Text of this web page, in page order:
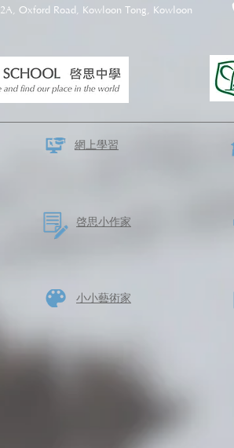
2A, Oxford Road, Kowloon Tong, Kowloon
網上學習
啓思​小作家
​小小藝術家